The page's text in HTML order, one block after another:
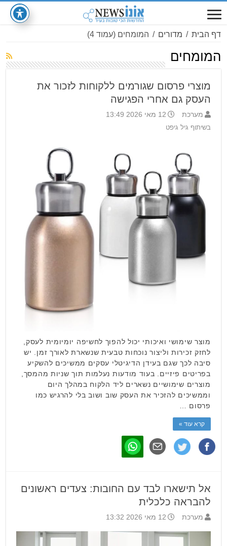
דף הבית / מדורים / המומחים (עמוד 4)
המומחים
מוצרי פרסום שגורמים ללקוחות לזכור את
העסק גם אחרי הפגישה
מערכת
12 מאי 2026 13:49
בשיתוף גיל גיפט
מוצר שימושי ואיכותי יכול להפוך לחשיפה יומיומית לעסק,
לחזק זכירות וליצור נוכחות טבעית שנשארת לאורך זמן. יש
סיבה לכך שגם בעידן הדיגיטלי עסקים ממשיכים להשקיע
בפריטים פיזיים. בעוד מודעות נעלמות תוך שניות מהמסך,
מוצרים שימושיים נשארים ליד הלקוח במהלך היום
וממשיכים להזכיר את העסק שוב ושוב בלי להרגיש כמו
פרסום …
קרא עוד »
אל תישארו לבד עם החובות: צעדים ראשונים
להבראה כלכלית
מערכת 12 מאי 2026 13:32